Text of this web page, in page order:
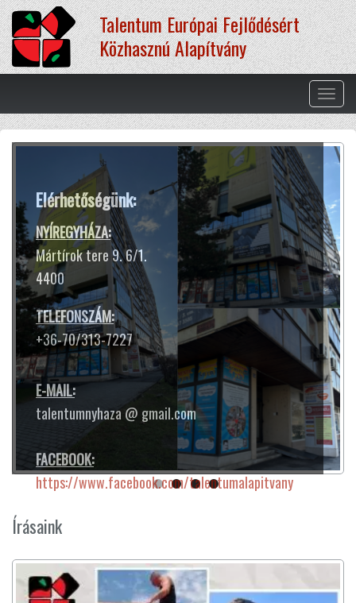
Ugrás
a
tartalomra
Talentum Európai Fejlődésért
Közhasznú Alapítvány
Elérhetőségünk:
NYÍREGYHÁZA:
Mártírok tere 9. 6/1.
4400
TELEFONSZÁM:
+36-70/313-7227
E-MAIL:
talentumnyhaza @ gmail.com
FACEBOOK:
https://www.facebook.com/talentumalapitvany
Terápiás módszereink
A hangtál harangokhoz hasonló
hangja és rezgése segít ellazulni,
kiszakadni a rohanó hétköznapok
sokszor gondterhelt mókuskerekéből.
Jótékony hatással van az idegrendszerre,
harmóniát teremt lelkünkben
és testünkben.
Írásaink